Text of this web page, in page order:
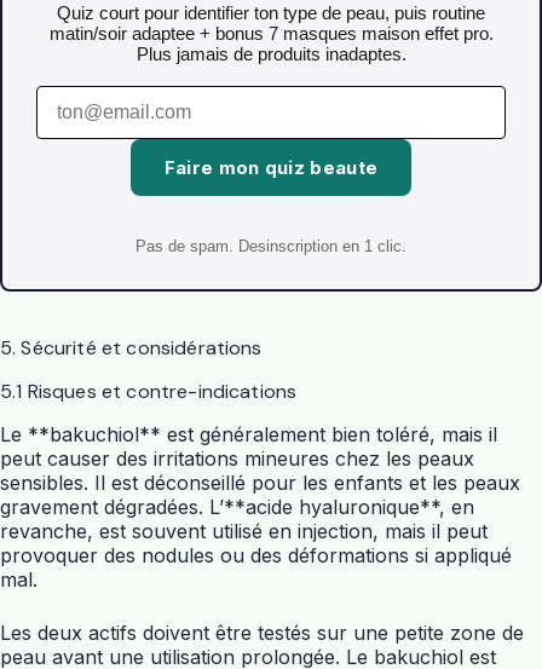
Quiz court pour identifier ton type de peau, puis routine
matin/soir adaptee + bonus 7 masques maison effet pro.
Plus jamais de produits inadaptes.
Faire mon quiz beaute
Pas de spam. Desinscription en 1 clic.
5. Sécurité et considérations
5.1 Risques et contre-indications
Le **bakuchiol** est généralement bien toléré, mais il
peut causer des irritations mineures chez les peaux
sensibles. Il est déconseillé pour les enfants et les peaux
gravement dégradées. L’**acide hyaluronique**, en
revanche, est souvent utilisé en injection, mais il peut
provoquer des nodules ou des déformations si appliqué
mal.
Les deux actifs doivent être testés sur une petite zone de
peau avant une utilisation prolongée. Le bakuchiol est